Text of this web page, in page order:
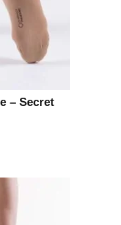
– Secret